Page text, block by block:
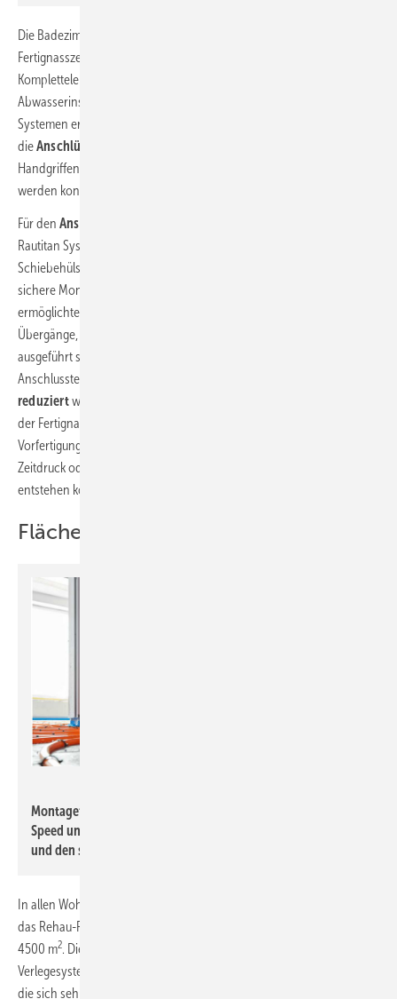
Die Badezimmer in den Seniorenapartments wurden als
Fertignasszellen im Werk vorgefertigt und auf der Baustelle als
Komplettelement installiert. Die gesamte Trinkwasser- und
Abwasserinstallation in den Fertignasszellen wurde mit Rehau-
Systemen erstellt. Auf einer Wandseite der Nasszelle waren
dieAnschlüsse vorbereitet
Handgriffen an die Hauptversorgungsleitungen angeschlossen
werden konnte.
Für den Anschluss an die Trinkwasserversorgung
Rautitan System, dessen genormte und geprüfte Übergänge von
Schiebehülsenverbindungen auf Press-Systeme eine fehlerfreie und
sichere Montage an die Versorgungsleitungen aus Edelstahl
ermöglichte. Abwasserseitig bedurfte es keiner besonderen
Übergänge, da im Projekt alle Abwasserleitungen mit RAUPIANO PLUS
ausgeführt sind. Durch die Vorfertigung und die einfache
Anschlusstechnik konnte die
reduziertwerden. Für die Sanitärinstallateure lag der große Vorteil
der Fertignasszellen in der Montagesicherheit: Der hohe
Vorfertigungsgrad half Fehler zu vermeiden, die durch hohen
Zeitdruck oder schlechte Randbedingungen auf der Baustelle
entstehen können.
Flächenheizung mit Systemqualität
Montagefreundlich und aufeinander abgestimmt: Rautherm
Speed und der Heiz-kreisverteiler für den einfachen Anschluss
und den sicheren und effizienten Heizbetrieb.
In allen Wohnungen und auch in den Gemeinschaftsräumen wurde
das Rehau-Flächenheizsystem Rautherm Speed verlegt, insgesamt auf
4500 m2. Die Installateure schätzten das hochwertige Material des
Verlegesystems aus Rautherm Speed Rohr und Rehau Tackerplatte,
die sich sehr gut zuschneiden ließ, ohne Bruchschäden zu